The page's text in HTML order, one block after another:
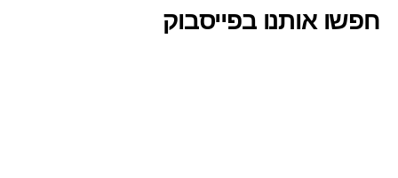
חפשו אותנו בפייסבוק